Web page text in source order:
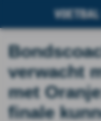
verwacht
met
finale